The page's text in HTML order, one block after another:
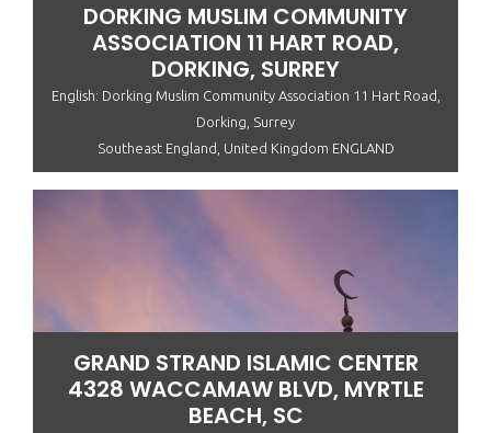
DORKING MUSLIM COMMUNITY
ASSOCIATION 11 HART ROAD,
DORKING, SURREY
English: Dorking Muslim Community Association 11 Hart Road,
Dorking, Surrey
Southeast England, United Kingdom ENGLAND
GRAND STRAND ISLAMIC CENTER
4328 WACCAMAW BLVD, MYRTLE
BEACH, SC